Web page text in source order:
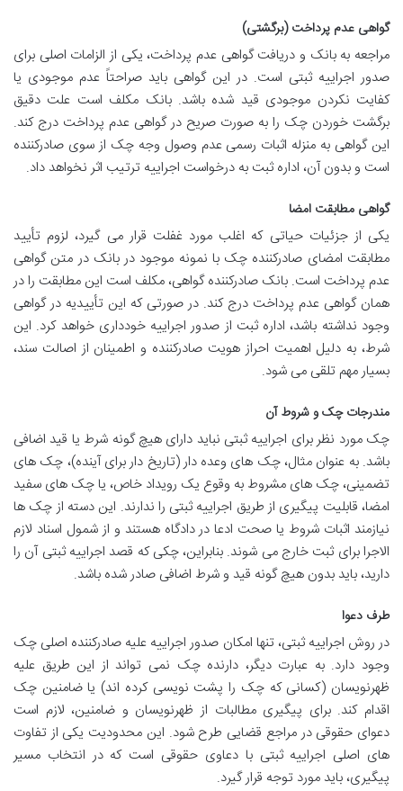
گواهی عدم پرداخت (برگشتی)
مراجعه به بانک و دریافت گواهی عدم پرداخت، یکی از الزامات اصلی برای
صدور اجراییه ثبتی است. در این گواهی باید صراحتاً عدم موجودی یا
کفایت نکردن موجودی قید شده باشد. بانک مکلف است علت دقیق
برگشت خوردن چک را به صورت صریح در گواهی عدم پرداخت درج کند.
این گواهی به منزله اثبات رسمی عدم وصول وجه چک از سوی صادرکننده
است و بدون آن، اداره ثبت به درخواست اجراییه ترتیب اثر نخواهد داد.
گواهی مطابقت امضا
یکی از جزئیات حیاتی که اغلب مورد غفلت قرار می گیرد، لزوم تأیید
مطابقت امضای صادرکننده چک با نمونه موجود در بانک در متن گواهی
عدم پرداخت است. بانک صادرکننده گواهی، مکلف است این مطابقت را در
همان گواهی عدم پرداخت درج کند. در صورتی که این تأییدیه در گواهی
وجود نداشته باشد، اداره ثبت از صدور اجراییه خودداری خواهد کرد. این
شرط، به دلیل اهمیت احراز هویت صادرکننده و اطمینان از اصالت سند،
بسیار مهم تلقی می شود.
مندرجات چک و شروط آن
چک مورد نظر برای اجراییه ثبتی نباید دارای هیچ گونه شرط یا قید اضافی
باشد. به عنوان مثال، چک های وعده دار (تاریخ دار برای آینده)، چک های
تضمینی، چک های مشروط به وقوع یک رویداد خاص، یا چک های سفید
امضا، قابلیت پیگیری از طریق اجراییه ثبتی را ندارند. این دسته از چک ها
نیازمند اثبات شروط یا صحت ادعا در دادگاه هستند و از شمول اسناد لازم
الاجرا برای ثبت خارج می شوند. بنابراین، چکی که قصد اجراییه ثبتی آن را
دارید، باید بدون هیچ گونه قید و شرط اضافی صادر شده باشد.
طرف دعوا
در روش اجراییه ثبتی، تنها امکان صدور اجراییه علیه صادرکننده اصلی چک
وجود دارد. به عبارت دیگر، دارنده چک نمی تواند از این طریق علیه
ظهرنویسان (کسانی که چک را پشت نویسی کرده اند) یا ضامنین چک
اقدام کند. برای پیگیری مطالبات از ظهرنویسان و ضامنین، لازم است
دعوای حقوقی در مراجع قضایی طرح شود. این محدودیت یکی از تفاوت
های اصلی اجراییه ثبتی با دعاوی حقوقی است که در انتخاب مسیر
پیگیری، باید مورد توجه قرار گیرد.